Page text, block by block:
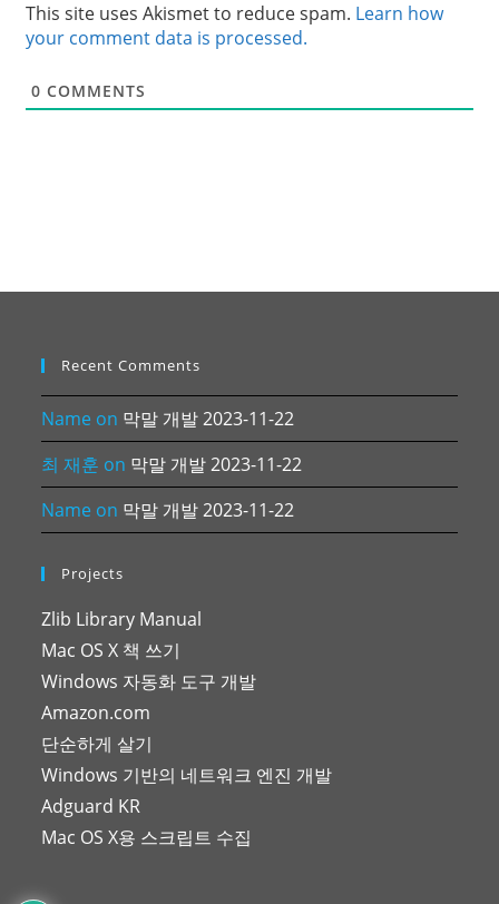
This site uses Akismet to reduce spam. Learn how
your comment data is processed.
0 COMMENTS
Recent Comments
Name on 막말 개발 2023-11-22
최 재훈 on 막말 개발 2023-11-22
Name on 막말 개발 2023-11-22
Projects
Zlib Library Manual
Mac OS X 책 쓰기
Windows 자동화 도구 개발
Amazon.com
단순하게 살기
Windows 기반의 네트워크 엔진 개발
Adguard KR
Mac OS X용 스크립트 수집